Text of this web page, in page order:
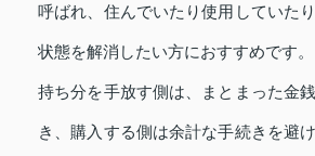
呼ばれ、住んでいたり使用していた
状態を解消したい方におすすめです。
持ち分を手放す側は、まとまった金
き、購入する側は余計な手続きを避